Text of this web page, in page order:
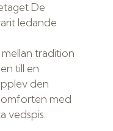
De
ledande
tradition
till en
den
med
vedspis.